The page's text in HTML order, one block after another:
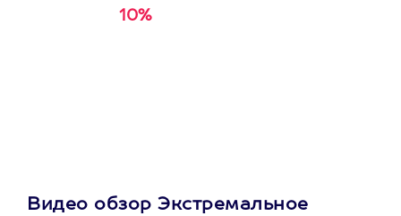
10%
Видео обзор Экстремальное